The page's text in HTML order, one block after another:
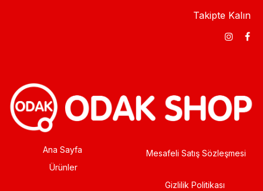
Takipte Kalın
Ana Sayfa
Ürünler
Mesafeli Satış Sözleşmesi
Gizlilik Politikası